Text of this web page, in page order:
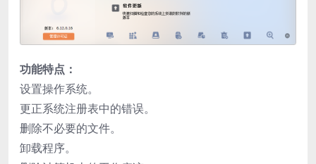
功能特点：
设置操作系统。
更正系统注册表中的错误。
删除不必要的文件。
卸载程序。